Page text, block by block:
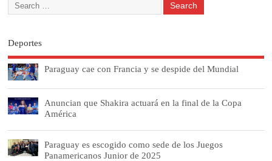
Deportes
Paraguay cae con Francia y se despide del Mundial
Anuncian que Shakira actuará en la final de la Copa
América
Paraguay es escogido como sede de los Juegos
Panamericanos Junior de 2025